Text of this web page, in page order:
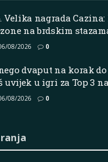
Velika nagrada
na brdskim
08/2026 0
dvaput na korak do
uvijek u igri za Top 3
08/2026 0